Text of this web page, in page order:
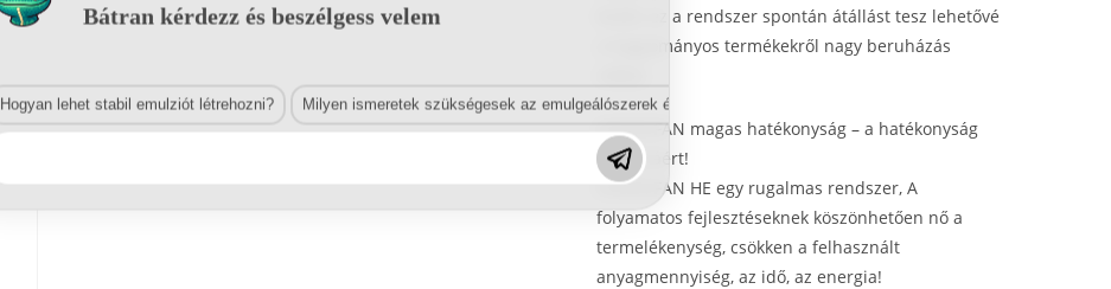
kiváló, ez a rendszer spontán átállást tesz lehetővé
a hagyományos termékekről nagy beruházás
HYDROFAN magas hatékonyság – a hatékonyság
javulásáért!
HYDROFAN HE egy rugalmas rendszer, A
folyamatos fejlesztéseknek köszönhetően nő a
termelékenység, csökken a felhasznált
anyagmennyiség, az idő, az energia!
Bátran kérdezz és beszélgess velem
Hogyan lehet stabil emulziót létrehozni? Milyen ismeretek szükségesek az emulgeálószerek és diszpergálószerek terén?